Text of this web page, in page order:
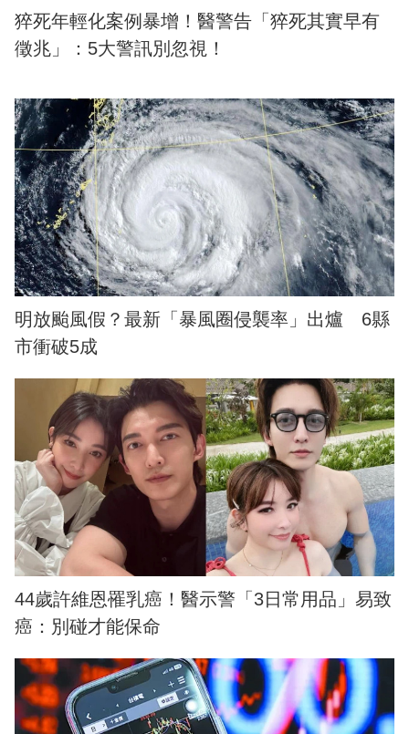
猝死年輕化案例暴增！醫警告「猝死其實早有
徵兆」：5大警訊別忽視！
明放颱風假？最新「暴風圈侵襲率」出爐 6縣
市衝破5成
44歲許維恩罹乳癌！醫示警「3日常用品」易致
癌：別碰才能保命